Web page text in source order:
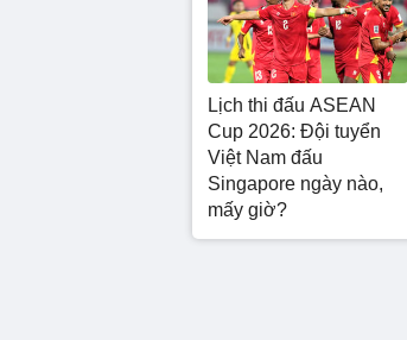
Lịch thi đấu ASEAN
Cup 2026: Đội tuyển
Việt Nam đấu
Singapore ngày nào,
mấy giờ?